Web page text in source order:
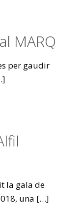
MARQ
per gaudir
la gala de
una […]